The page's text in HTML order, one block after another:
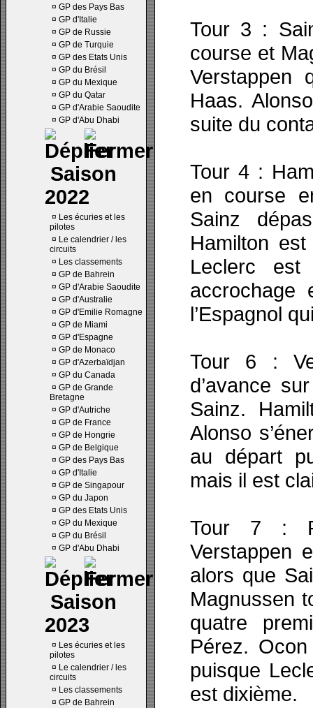
¤ GP des Pays Bas
¤ GP d'Italie
¤ GP de Russie
¤ GP de Turquie
¤ GP des Etats Unis
¤ GP du Brésil
¤ GP du Mexique
¤ GP du Qatar
¤ GP d'Arabie Saoudite
¤ GP d'Abu Dhabi
Saison
2022
¤ Les écuries et les
pilotes
¤ Le calendrier / les
circuits
¤ Les classements
¤ GP de Bahrein
¤ GP d'Arabie Saoudite
¤ GP d'Australie
¤ GP d'Emilie Romagne
¤ GP de Miami
¤ GP d'Espagne
¤ GP de Monaco
¤ GP d'Azerbaïdjan
¤ GP du Canada
¤ GP de Grande
Bretagne
¤ GP d'Autriche
¤ GP de France
¤ GP de Hongrie
¤ GP de Belgique
¤ GP des Pays Bas
¤ GP d'Italie
¤ GP de Singapour
¤ GP du Japon
¤ GP des Etats Unis
¤ GP du Mexique
¤ GP du Brésil
¤ GP d'Abu Dhabi
Saison
2023
¤ Les écuries et les
pilotes
¤ Le calendrier / les
circuits
¤ Les classements
¤ GP de Bahrein
Tour 3 :
course et
Verstappen
Haas.
suite du
Tour 4 :
en course
Sainz
Hamilton
Leclerc
accrochage
l’Espagnol
Tour 6 :
d’avance
Sainz.
Alonso
au départ
mais il est
Tour 7 :
Verstappen
alors que
Magnussen
quatre
Pérez.
puisque
est dixième.